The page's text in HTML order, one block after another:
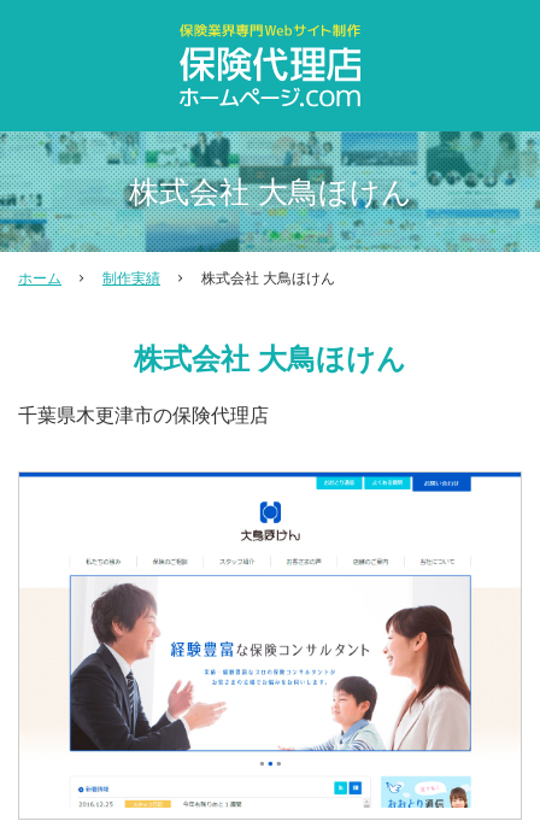
株式会社 大鳥ほけん
ホーム 制作実績 株式会社 大鳥ほけん
株式会社 大鳥ほけん
千葉県木更津市の保険代理店